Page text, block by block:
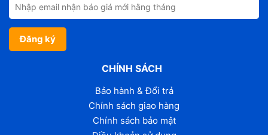
CHÍNH SÁCH
Bảo hành & Đổi trả
Chính sách giao hàng
Chính sách bảo mật